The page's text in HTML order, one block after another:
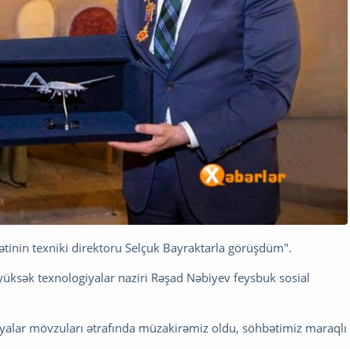
texniki direktoru Selçuk Bayraktarla görüşdüm".
texnologiyalar naziri Rəşad Nəbiyev feysbuk sosial
mövzuları ətrafında müzakirəmiz oldu,​ söhbətimiz maraqlı